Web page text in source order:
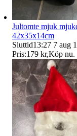
Jultomte mjuk
42x35x14cm
Sluttid13:27 7 aug
Pris:179 kr,Köp nu.